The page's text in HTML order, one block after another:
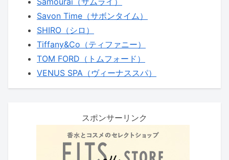
Savon Time（サボンタイム）
SHIRO（シロ）
Tiffany&Co（ティファニー）
TOM FORD（トムフォード）
VENUS SPA（ヴィーナススパ）
スポンサーリンク